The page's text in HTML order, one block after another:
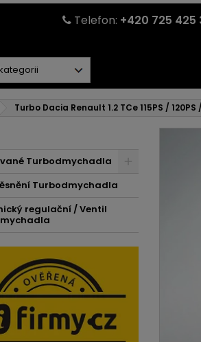
Telefon: +420 725 425
Turbo Dacia Renault 1.2 TCe 115PS / 120PS
Turbodmychadla
Turbodmychadla
regulační / Ventil